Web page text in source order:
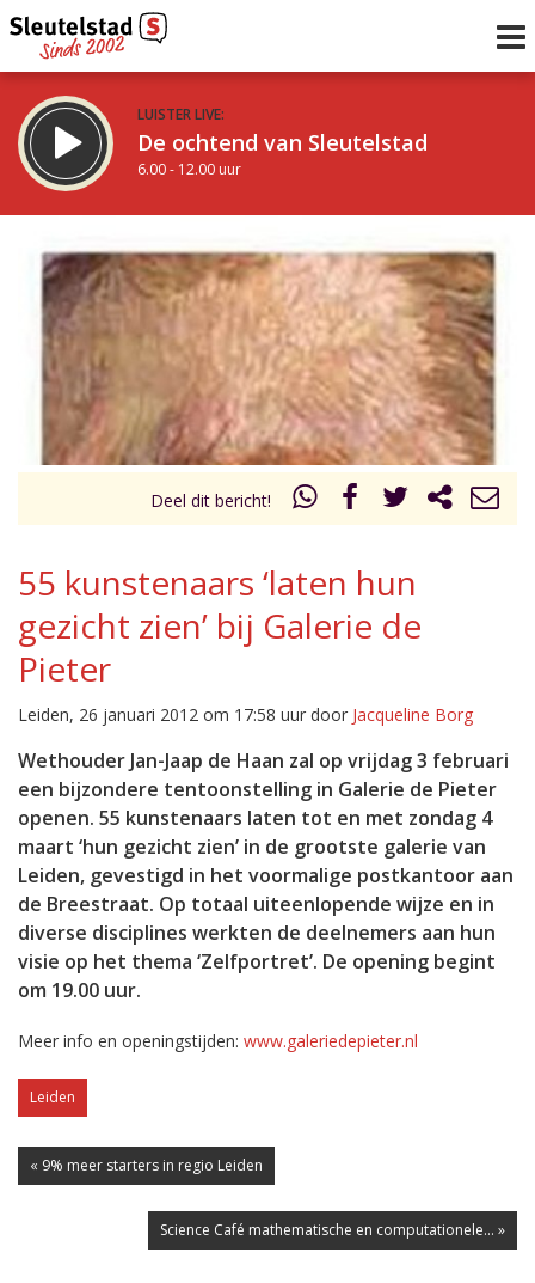
LUISTER LIVE:
De ochtend van Sleutelstad
6.00 - 12.00 uur
De middag van Sleutelstad
12.00 - 18.00 uur
Vorig uur
uur 1 van 0 Volgend uur
Deel dit bericht!
55 kunstenaars ‘laten hun
gezicht zien’ bij Galerie de
Pieter
Leiden, 26 januari 2012 om 17:58 uur door Jacqueline Borg
Wethouder Jan-Jaap de Haan zal op vrijdag 3 februari
een bijzondere tentoonstelling in Galerie de Pieter
openen. 55 kunstenaars laten tot en met zondag 4
maart ‘hun gezicht zien’ in de grootste galerie van
Leiden, gevestigd in het voormalige postkantoor aan
de Breestraat. Op totaal uiteenlopende wijze en in
diverse disciplines werkten de deelnemers aan hun
visie op het thema ‘Zelfportret’. De opening begint
om 19.00 uur.
Meer info en openingstijden: www.galeriedepieter.nl
Leiden
« 9% meer starters in regio Leiden
Science Café mathematische en computationele... »